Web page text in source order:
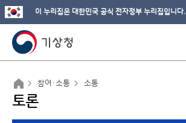
이 누리집은 대한민국 공식 전자정부 누리집입니다.
참여·소통 소통
토론